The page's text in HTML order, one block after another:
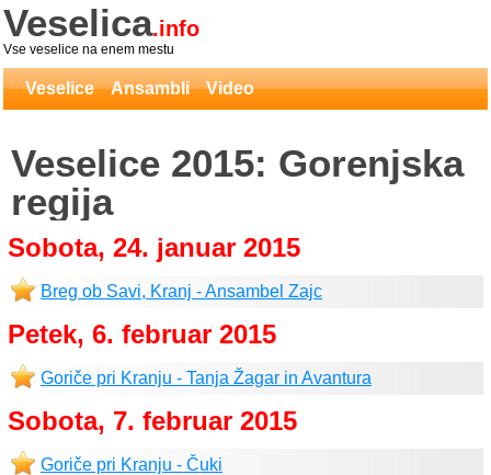
Veselica.info
Vse veselice na enem mestu
Veselice Ansambli Video
Veselice 2015: Gorenjska
regija
Sobota, 24. januar 2015
Breg ob Savi, Kranj - Ansambel Zajc
Petek, 6. februar 2015
Goriče pri Kranju - Tanja Žagar in Avantura
Sobota, 7. februar 2015
Goriče pri Kranju - Čuki